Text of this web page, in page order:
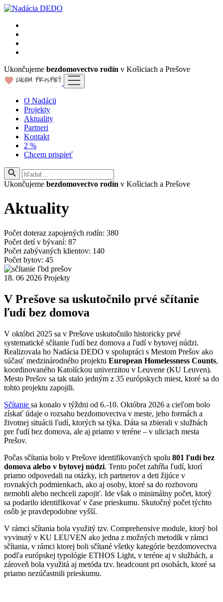
Ukončujeme bezdomovectvo rodín v Košiciach a Prešove
O Nadácii
Projekty
Aktuality
Partneri
Kontakt
2 %
Chcem prispieť
Ukončujeme bezdomovectvo rodín v Košiciach a Prešove
Aktuality
Počet doteraz zapojených rodín: 380
Počet detí v bývaní: 87
Počet zabývaných klientov: 140
Počet bytov: 45
18. 06 2026 Projekty
V Prešove sa uskutočnilo prvé sčítanie
ľudí bez domova
V októbri 2025 sa v Prešove uskutočnilo historicky prvé
systematické sčítanie ľudí bez domova a ľudí v bytovej núdzi.
Realizovala ho Nadácia DEDO v spolupráci s Mestom Prešov ako
súčasť medzinárodného projektu European Homelessness Counts,
koordinovaného Katolíckou univerzitou v Leuvene (KU Leuven).
Mesto Prešov sa tak stalo jedným z 35 európskych miest, ktoré sa do
tohto projektu zapojili.
Sčítanie sa konalo v týždni od 6.-10. Októbra 2026 a cieľom bolo
získať údaje o rozsahu bezdomovectva v meste, jeho formách a
životnej situácii ľudí, ktorých sa týka. Dáta sa zbierali v službách
pre ľudí bez domova, ale aj priamo v teréne – v uliciach mesta
Prešov.
Počas sčítania bolo v Prešove identifikovaných spolu 801 ľudí bez
domova alebo v bytovej núdzi. Tento počet zahŕňa ľudí, ktorí
priamo odpovedali na otázky, ich partnerov a deti žijúce v
rovnakých podmienkach, ako aj osoby, ktoré sa do rozhovoru
nemohli alebo nechceli zapojiť. Ide však o minimálny počet, ktorý
sa podarilo identifikovať v čase prieskumu. Skutočný počet týchto
osôb je pravdepodobne vyšší.
V rámci sčítania bola využitý tzv. Comprehensive module, ktorý bol
vyvinutý v KU LEUVEN ako jedna z možných metodík v rámci
sčítania, v rámci ktorej boli sčítané všetky kategórie bezdomovectva
podľa európskej typológie ETHOS Light, v teréne aj v službách, a
zároveň bola využitá aj metóda tzv. headcount pri osobách, ktoré sa
priamo nezúčastnili prieskumu.